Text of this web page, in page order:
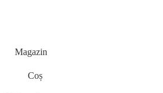
Magazin
Coș